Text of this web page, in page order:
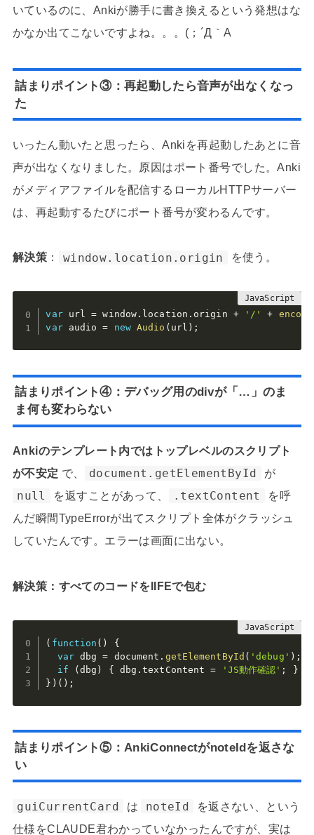
いているのに、Ankiが勝手に書き換えるという発想はな
かなか出てこないですよね。。。(；´Д｀A
詰まりポイント③：再起動したら音声が出なくなっ
た
いったん動いたと思ったら、Ankiを再起動したあとに音
声が出なくなりました。原因はポート番号でした。Anki
がメディアファイルを配信するローカルHTTPサーバー
は、再起動するたびにポート番号が変わるんです。
解決策 ： window.location.origin を使う。
var url = window . location . origin + '/' +
var audio = new Audio ( url ) ;
詰まりポイント④：デバッグ用のdivが「…」のま
ま何も変わらない
Ankiのテンプレート内ではトップレベルのスクリプト
が不安定 で、 document.getElementById が
null を返すことがあって、 .textContent
を呼
んだ瞬間TypeErrorが出てスクリプト全体がクラッシュ
していたんです。エラーは画面に出ない。
解決策：すべてのコードをIIFEで包む
( function ( )
{
var dbg = document . getElementById ( 'debug' ) ;
if
(dbg ) { dbg .textContent = 'JS動作確認' ;
}
} ) ( ) ;
詰まりポイント⑤：AnkiConnectがnoteIdを返さな
い
guiCurrentCard は noteId
を返さない、という
仕様をCLAUDE君わかっていなかったんですが、実は